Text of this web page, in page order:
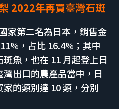
2022年再買臺灣石斑
家第二名為日本，銷售金
，占比 16.4%；其中
魚，也在 11 月起登上日
出口的農產品當中，日
的類別達 10 類，分別